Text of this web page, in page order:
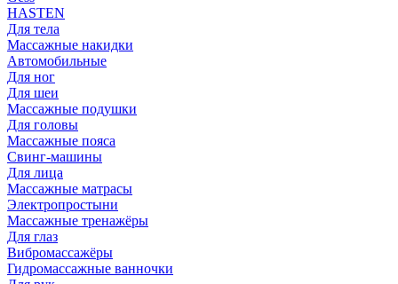
HASTEN
Для тела
Массажные накидки
Автомобильные
Для ног
Для шеи
Массажные подушки
Для головы
Массажные пояса
Свинг-машины
Для лица
Массажные матрасы
Электропростыни
Массажные тренажёры
Для глаз
Вибромассажёры
Гидромассажные ванночки